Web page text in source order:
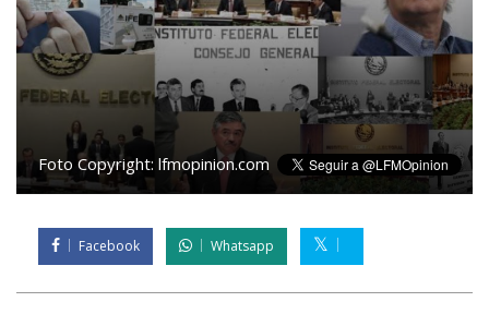
Foto Copyright: lfmopinion.com
Facebook Whatsapp